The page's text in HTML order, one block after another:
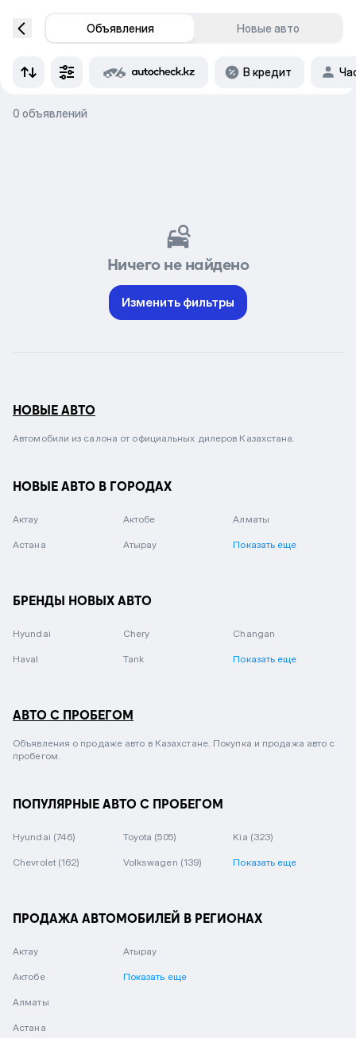
Объявления Новые авто
В кредит
0 объявлений
Ничего не найдено
Изменить фильтры
НОВЫЕ АВТО
Автомобили из салона от официальных дилеров Казахстана.
НОВЫЕ АВТО В ГОРОДАХ
Актау Актобе Алматы
Астана Атырау Показать еще
БРЕНДЫ НОВЫХ АВТО
Hyundai Chery Changan
Haval Tank Показать еще
АВТО С ПРОБЕГОМ
Объявления о продаже авто в Казахстане. Покупка и продажа авто с
пробегом.
ПОПУЛЯРНЫЕ АВТО С ПРОБЕГОМ
Hyundai (746) Toyota (505) Kia (323)
Chevrolet (162) Volkswagen (139) Показать еще
ПРОДАЖА АВТОМОБИЛЕЙ В РЕГИОНАХ
Актау
Актобе
Алматы
Астана
Атырау
Показать еще